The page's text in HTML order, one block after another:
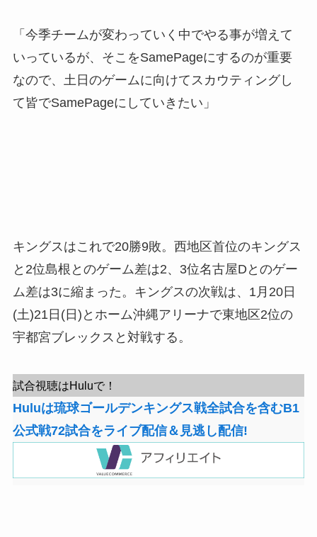
「今季チームが変わっていく中でやる事が増えて
いっているが、そこをSamePageにするのが重要
なので、土日のゲームに向けてスカウティングし
て皆でSamePageにしていきたい」
キングスはこれで20勝9敗。西地区首位のキングス
と2位島根とのゲーム差は2、3位名古屋Dとのゲー
ム差は3に縮まった。キングスの次戦は、1月20日
(土)21日(日)とホーム沖縄アリーナで東地区2位の
宇都宮ブレックスと対戦する。
試合視聴はHuluで！
Huluは琉球ゴールデンキングス戦全試合を含むB1
公式戦72試合をライブ配信＆見逃し配信!